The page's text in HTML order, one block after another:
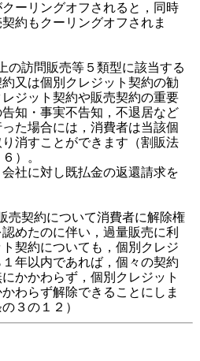
ーリングオフされると，同時
約もクーリングオフされま
訪問販売等５類型に該当する
又は個別クレジット契約の勧
ジット契約や販売契約の重要
知・事実不告知，不退居など
た場合には，消費者は当該個
消すことができます（割販法
）。
社に対し既払金の返還請求を
契約について消費者に解除権
認めたのに伴い，過量販売に利
契約についても，個別クレジ
年以内であれば，個々の契約
かかわらず，個別クレジット
わらず解除できることにしま
３の１２）